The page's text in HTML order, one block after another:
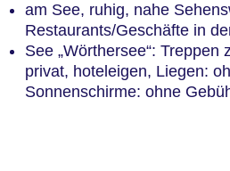
am See, ruhig, nahe
Restaurants/Geschäfte in
See „Wörthersee“: Treppen
privat, hoteleigen, Liegen:
Sonnenschirme: ohne